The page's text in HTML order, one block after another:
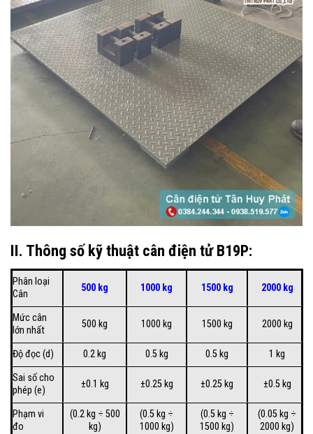
II. Thông số kỹ thuật cân điện tử B19P:
Phân loại
Cân
500 kg 1000 kg 1500 kg 2000 kg
Mức cân
lớn nhất
500 kg 1000 kg 1500 kg 2000 kg
Độ đọc (d) 0.2 kg 0.5 kg 0.5 kg
1 kg
Sai số cho
phép (e)
±0.1 kg ±0.25 kg ±0.25 kg ±0.5 kg
Phạm vi
đo
(0.2 kg ÷ 500
kg)
(0.5 kg ÷
1000 kg)
(0.5 kg ÷
1500 kg)
(0.05 kg ÷
2000 kg)